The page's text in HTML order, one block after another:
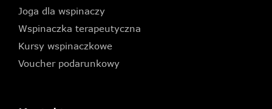
Joga dla wspinaczy
Wspinaczka terapeutyczna
Kursy wspinaczkowe
Voucher podarunkowy